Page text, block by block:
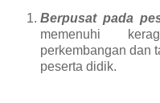
Berpusat pada
memenuhi
perkembangan dan
peserta didik.